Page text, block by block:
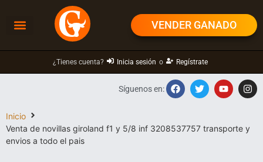
VENDER GANADO
¿Tienes cuenta? Inicia sesión o Regístrate
Inicio
Venta de novillas giroland f1 y 5/8 inf 3208537757 transporte y
envios a todo el pais
Síguenos en: